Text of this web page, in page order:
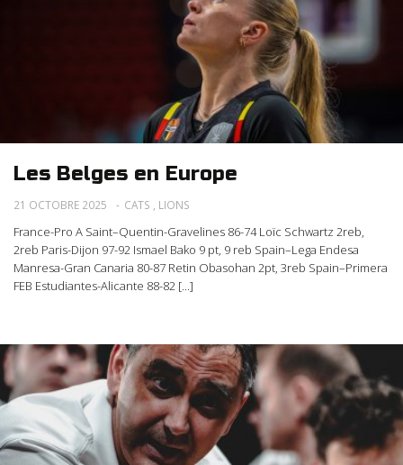
21 OCTOBRE 2025 CATS LIONS
Les Belges en Europe
France-Pro A Saint–Quentin-Gravelines 86-74 Loïc Schwartz 2reb,
2reb Paris-Dijon 97-92 Ismael Bako 9 pt, 9 reb Spain–Lega Endesa
Manresa-Gran Canaria 80-87 Retin Obasohan 2pt, 3reb Spain–Primera
FEB Estudiantes-Alicante 88-82 [...]